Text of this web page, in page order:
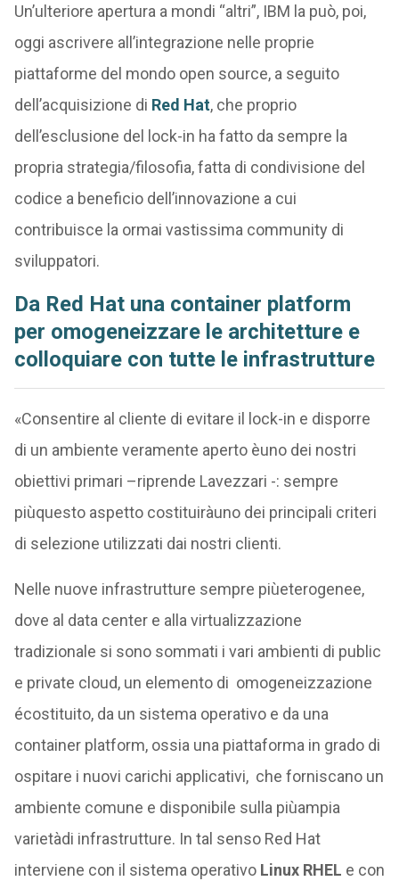
Un’ulteriore apertura a mondi “altri”, IBM la può, poi,
oggi ascrivere all’integrazione nelle proprie
piattaforme del mondo open source, a seguito
dell’acquisizione di Red Hat, che proprio
dell’esclusione del lock-in ha fatto da sempre la
propria strategia/filosofia, fatta di condivisione del
codice a beneficio dell’innovazione a cui
contribuisce la ormai vastissima community di
sviluppatori.
Da Red Hat una container platform
per omogeneizzare le architetture e
colloquiare con tutte le infrastrutture
«Consentire al cliente di evitare il lock-in e disporre
di un ambiente veramente aperto èuno dei nostri
obiettivi primari –riprende Lavezzari -: sempre
piùquesto aspetto costituiràuno dei principali criteri
di selezione utilizzati dai nostri clienti.
Nelle nuove infrastrutture sempre piùeterogenee,
dove al data center e alla virtualizzazione
tradizionale si sono sommati i vari ambienti di public
e private cloud, un elemento di omogeneizzazione
écostituito, da un sistema operativo e da una
container platform, ossia una piattaforma in grado di
ospitare i nuovi carichi applicativi, che forniscano un
ambiente comune e disponibile sulla piùampia
varietàdi infrastrutture. In tal senso Red Hat
interviene con il sistema operativo Linux RHEL e con